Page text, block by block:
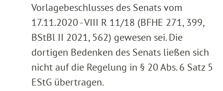
Vorlagebeschlusses des Senats vom
17.11.2020 - VIII R 11/18 (BFHE 271, 399,
BStBl II 2021, 562) gewesen sei. Die
dortigen Bedenken des Senats ließen sich
nicht auf die Regelung in § 20 Abs. 6 Satz 5
EStG übertragen.